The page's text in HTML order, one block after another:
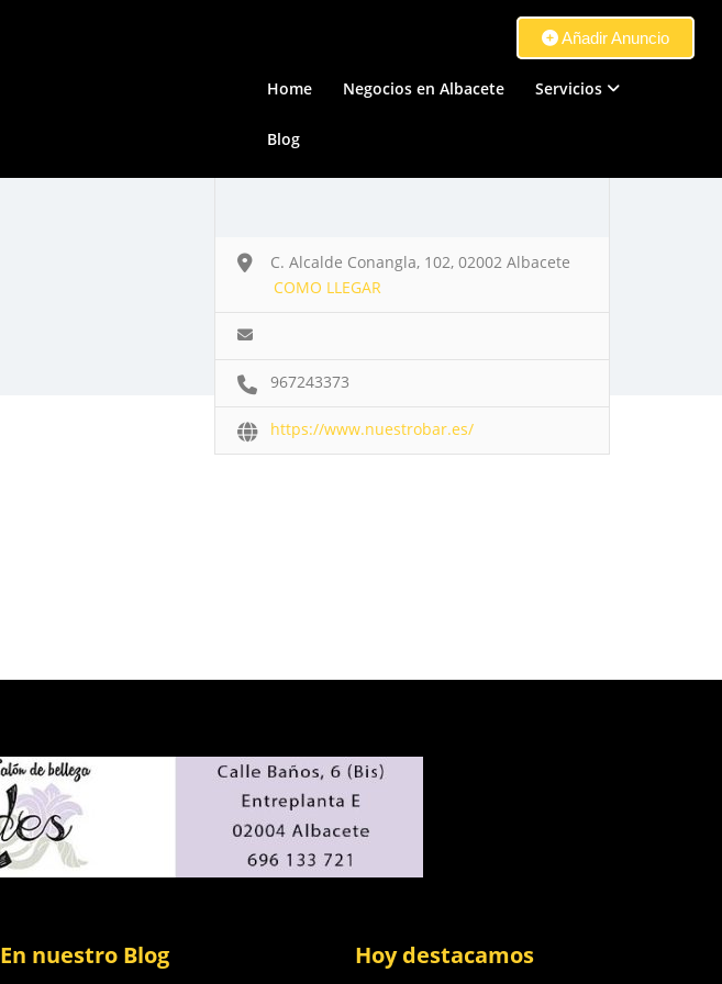
Añadir Anuncio
Home Negocios en Albacete Servicios
Blog
C. Alcalde Conangla, 102, 02002 Albacete
COMO LLEGAR
967243373
https://www.nuestrobar.es/
En nuestro Blog Hoy destacamos